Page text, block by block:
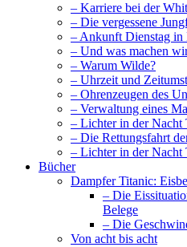
– Karriere bei der
– Die vergessene
– Ankunft Dienstag in
– Und was machen
– Warum Wilde?
– Uhrzeit und
– Ohrenzeugen des
– Verwaltung eines
– Lichter in der Nacht
– Die Rettungsfahrt
– Lichter in der Nacht
Bücher
Dampfer Titanic:
– Die
Belege
– Die
Von acht bis acht